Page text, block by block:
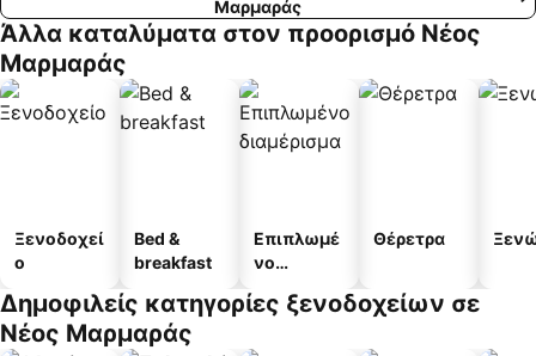
Μαρμαράς
Άλλα καταλύματα στον προορισμό Νέος
Μαρμαράς
Ξενοδοχεί
ο
Bed &
breakfast
Επιπλωμέ
νο
α
Θέρετρα
Δημοφιλείς κατηγορίες ξενοδοχείων σε
Νέος Μαρμαράς